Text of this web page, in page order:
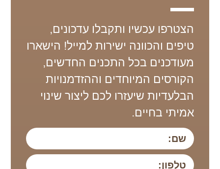
הצטרפו עכשיו ותקבלו עדכונים,
טיפים והכוונה ישירות למייל! הישארו
מעודכנים בכל התכנים החדשים,
הקורסים המיוחדים וההזדמנויות
הבלעדיות שיעזרו לכם ליצור שינוי
אמיתי בחיים.